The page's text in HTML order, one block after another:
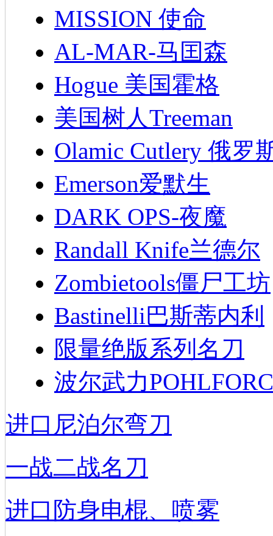
MISSION 使命
AL-MAR-马囯森
Hogue 美国霍格
美国树人Treeman
Olamic Cutlery 俄罗
Emerson爱默生
DARK OPS-夜魔
Randall Knife兰德尔
Zombietools僵尸工坊
Bastinelli巴斯蒂内利
限量绝版系列名刀
波尔武力
进口尼泊尔弯刀
一战二战名刀
进口防身电棍、喷雾